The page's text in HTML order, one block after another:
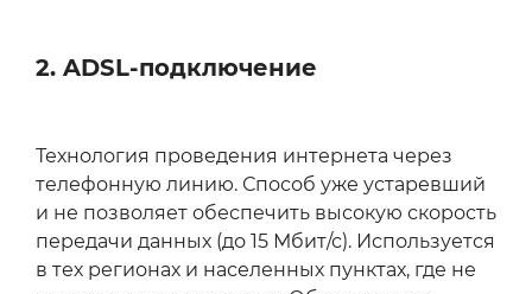
2. ADSL-подключение
Технология проведения интернета через
телефонную линию. Способ уже устаревший
и не позволяет обеспечить высокую скорость
передачи данных (до 15 Мбит/с). Используется
в тех регионах и населенных пунктах, где не